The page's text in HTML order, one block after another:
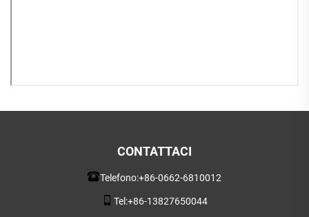
CONTATTACI
Telefono:+86-0662-6810012
Tel:+86-13827650044